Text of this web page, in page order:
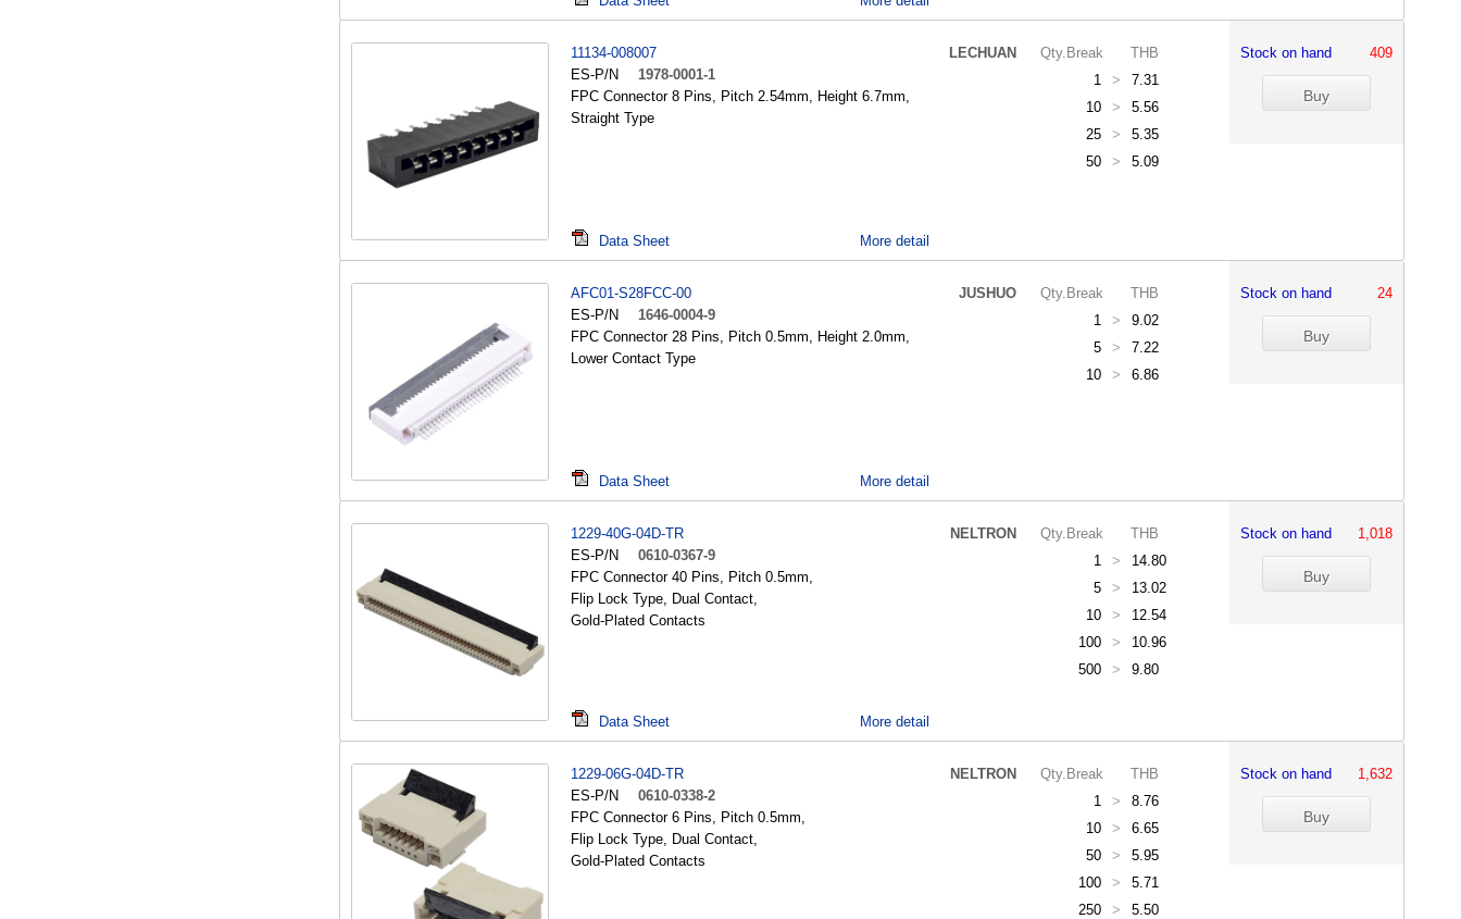
11134-008007
LECHUAN
ES-P/N
1978-0001-1
FPC Connector 8 Pins, Pitch 2.54mm, Height 6.7mm,
Straight Type
Qty.Break
THB
1
>
7.31
10
>
5.56
25
>
5.35
50
> 5.09
Stock on hand 409
Data Sheet More detail
AFC01-S28FCC-00
JUSHUO
ES-P/N
1646-0004-9
FPC Connector 28 Pins, Pitch 0.5mm, Height 2.0mm,
Lower Contact Type
Qty.Break
THB
1
>
9.02
5
>
7.22
10
> 6.86
Stock on hand 24
Data Sheet More detail
1229-40G-04D-TR
NELTRON
ES-P/N
0610-0367-9
FPC Connector 40 Pins, Pitch 0.5mm,
Flip Lock Type, Dual Contact,
Gold-Plated Contacts
Qty.Break
THB
1
>
14.80
5
>
13.02
10
>
12.54
100
>
10.96
500
> 9.80
Stock on hand 1,018
Data Sheet More detail
1229-06G-04D-TR
NELTRON
ES-P/N
0610-0338-2
FPC Connector 6 Pins, Pitch 0.5mm,
Flip Lock Type, Dual Contact,
Gold-Plated Contacts
Qty.Break
THB
1
>
8.76
10
>
6.65
50
>
5.95
100
>
5.71
250
>
5.50
Stock on hand 1,632